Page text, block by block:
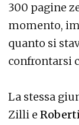
300 pagine
momento,
quanto si
confrontarsi
La stessa
Zilli e